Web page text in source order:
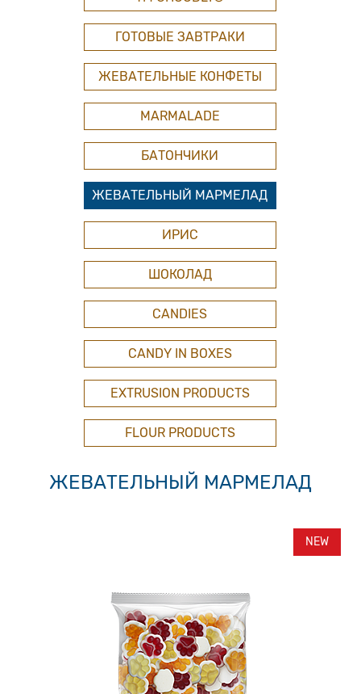
ГОТОВЫЕ ЗАВТРАКИ
ЖЕВАТЕЛЬНЫЕ КОНФЕТЫ
MARMALADE
БАТОНЧИКИ
ЖЕВАТЕЛЬНЫЙ МАРМЕЛАД
ИРИС
ШОКОЛАД
CANDIES
CANDY IN BOXES
EXTRUSION PRODUCTS
FLOUR PRODUCTS
ЖЕВАТЕЛЬНЫЙ МАРМЕЛАД
NEW